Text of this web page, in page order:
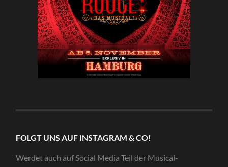
FOLGT UNS AUF INSTAGRAM & CO!
Werdet auch auf Social Media Teil der Musical-